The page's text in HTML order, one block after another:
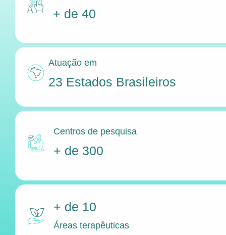
+ de 40
Atuação em
23 Estados Brasileiros
Centros de pesquisa
+ de 300
+ de 10
Áreas terapêuticas